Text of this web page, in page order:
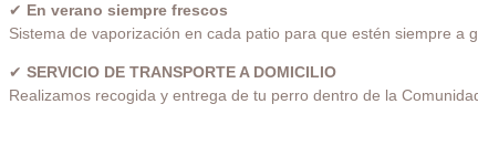
✔ En verano siempre frescos
Sistema de vaporización en cada patio para que estén siempre a
✔ SERVICIO DE TRANSPORTE A DOMICILIO
Realizamos recogida y entrega de tu perro dentro de la